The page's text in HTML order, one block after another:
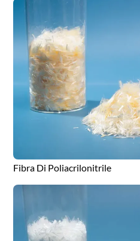
Fibra Di Poliacrilonitrile